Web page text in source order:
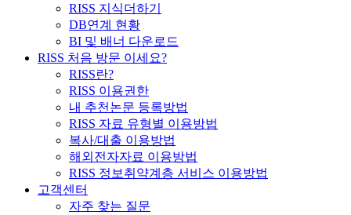
RISS 지식더하기
DB연계 현황
BI 및 배너 다운로드
RISS 처음 방문 이세요?
RISS란?
RISS 이용권한
내 추천논문 등록방법
RISS 자료 유형별 이용방법
복사/대출 이용방법
해외전자자료 이용방법
RISS 정보취약계층 서비스 이용방법
고객센터
자주 찾는 질문